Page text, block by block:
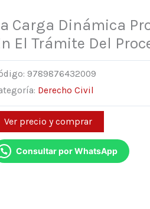
Carga Dinámica
El Trámite Del
9789876432009
Derecho Civil
Ver precio y comprar
Consultar por WhatsApp